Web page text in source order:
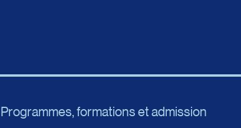
Programmes, formations et admission